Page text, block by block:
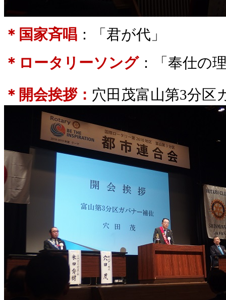
＊国家斉唱 ：「君が代」
＊ロータリーソング：「奉仕の
＊開会挨拶： 穴田茂富山第3分区